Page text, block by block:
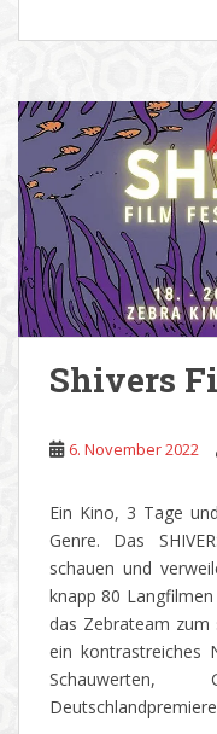
Shivers
6. November 2022
Ein Kino, 3 Tage
Genre. Das
schauen und
knapp 80
das Zebrateam zum
ein kontrastreiches